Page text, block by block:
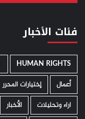
فئات الأخبار
HUMAN RIGHTS
أعمال
إختيارات المحرر
اراء وتحليلات
الأخبار